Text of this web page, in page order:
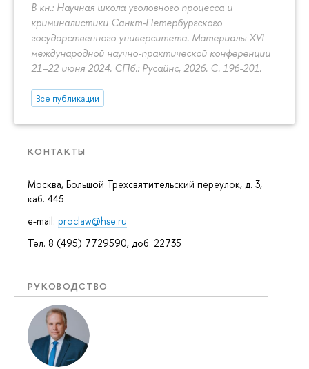
В кн.: Научная школа уголовного процесса и
криминалистики Санкт-Петербургского
государственного университета. Материалы XVI
международной научно-практической конференции
21–22 июня 2024. СПб.: Русайнс, 2026. С. 196-201.
Все публикации
КОНТАКТЫ
Москва, Большой Трехсвятительский переулок, д. 3,
каб. 445
e-mail: proclaw@hse.ru
Тел. 8 (495) 7729590, доб. 22735
РУКОВОДСТВО